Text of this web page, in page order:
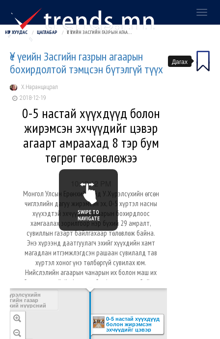
НҮҮР ХУУДАС ЦАГЛАБАР ҮЕ ҮЕИЙН ЗАСГИЙН ГАЗРЫН АГААРЫН БОХИРДОЛТОЙ ТЭМЦСЭН БҮТЭЛГҮЙ ТҮҮХ
Дагах
Үе үеийн Засгийн газрын агаарын
бохирдолтой тэмцсэн бүтэлгүй түүх
Х.Наранцацрал
2018-12-19
0-5 настай хүүхдүүд болон
жирэмсэн эхчүүдийг цэвэр
агаарт амраахад 8 тэр бум
төгрөг төсөвлөжээ
10:12:12 PM
Монгол Улсын Ерөнхий сайд У.Хүрэлсүхийн өгсөн
чиглэлийн дагуу жирэмсэн эх, 0-5 хүртэл насны
хүүхэдтэй эхчүүдийг агаарын бохирдлоос
хамгаалах зорилгоор нэр бүхий 29 амралт,
сувиллын газарт байлгахаар төлөвлөж байна.
Энэ хүрээнд даатгуулагч эхийг хүүхдийн хамт
магадлан итгэмжлэгдсэн рашаан сувилалд тав
хүртэл хоног үнэ төлбөргүй сувилах юм.
Нийслэлийн агаарын чанарын их болон маш их
бохирдолтой /1-4 дүгээр бүс/-д амьдарч байгаа
жирэмсэн эхчүүд, өрхийн амьжиргааны түвшин
тодорхойлох судалгааны 409 ба түүнээс доош
оноотой өрхийн 0-5 настай хүүхэдтэй эхчүүдийг
хамруулахаар төлөвлөжээ.
SWIPE TO
NAVIGATE
У.Хүрэлсүхийн
Засгийн газар
түүхий нүүрсний
хэрэглээг
0-5 настай хүүхдүүд
болон жирэмсэн
эхчүүдийг цэвэр
агаарт амраахад 8